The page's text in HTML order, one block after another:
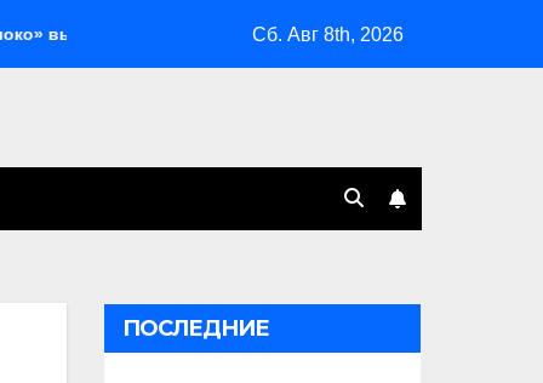
Генеральная принудка с изоляцией
Сб. Авг 8th, 2026
ПОСЛЕДНИЕ